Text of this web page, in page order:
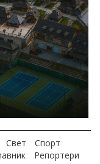
Свет
Спорт
Репортери